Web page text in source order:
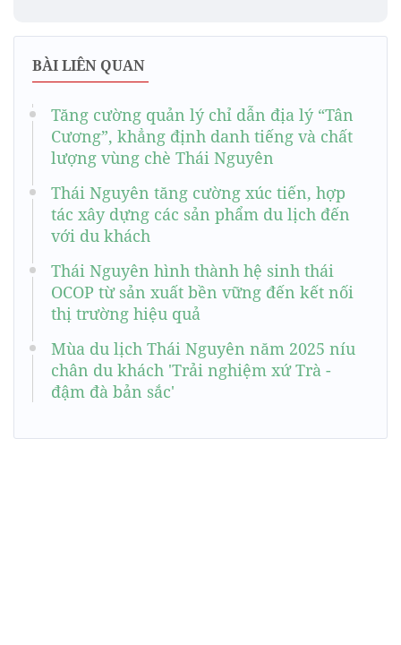
BÀI LIÊN QUAN
Tăng cường quản lý chỉ dẫn địa lý “Tân
Cương”, khẳng định danh tiếng và chất
lượng vùng chè Thái Nguyên
Thái Nguyên tăng cường xúc tiến, hợp
tác xây dựng các sản phẩm du lịch đến
với du khách
Thái Nguyên hình thành hệ sinh thái
OCOP từ sản xuất bền vững đến kết nối
thị trường hiệu quả
Mùa du lịch Thái Nguyên năm 2025 níu
chân du khách 'Trải nghiệm xứ Trà -
đậm đà bản sắc'